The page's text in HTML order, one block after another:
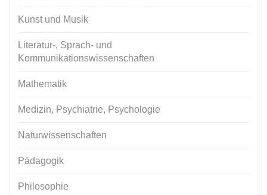
Kunst und Musik
Literatur-, Sprach- und
Kommunikationswissenschaften
Mathematik
Medizin, Psychiatrie, Psychologie
Naturwissenschaften
Pädagogik
Philosophie